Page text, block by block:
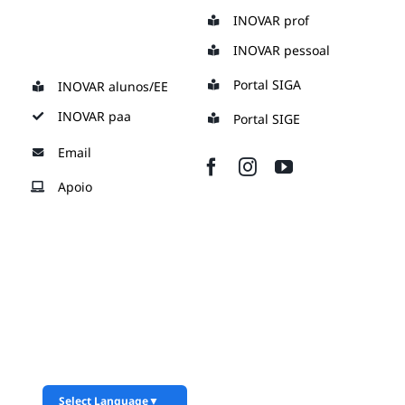
content
INOVAR prof
INOVAR pessoal
INOVAR alunos/EE
INOVAR paa
Portal SIGA
Portal SIGE
Email
Apoio
Select Language▼